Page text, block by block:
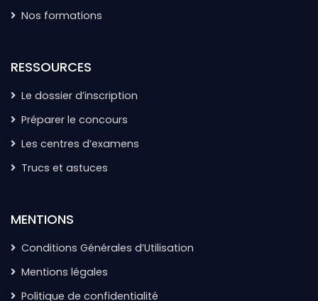
Nos formations
RESSOURCES
Le dossier d’inscription
Préparer le concours
Les centres d’examens
Trucs et astuces
MENTIONS
Conditions Générales d’Utilisation
Mentions légales
Politique de confidentialité